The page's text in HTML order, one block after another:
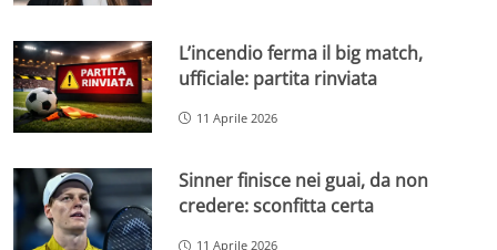
L’incendio ferma il big match,
ufficiale: partita rinviata
11 Aprile 2026
Sinner finisce nei guai, da non
credere: sconfitta certa
11 Aprile 2026